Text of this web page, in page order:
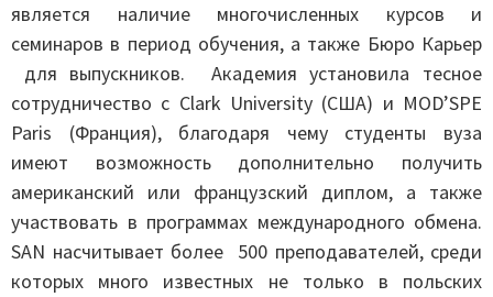
является наличие многочисленных курсов и
семинаров в период обучения, а также Бюро Карьер
для выпускников. Академия установила тесное
сотрудничество с Clark University (США) и MOD’SPE
Paris (Франция), благодаря чему студенты вуза
имеют возможность дополнительно получить
американский или французский диплом, а также
участвовать в программах международного обмена.
SAN насчитывает более 500 преподавателей, среди
которых много известных не только в польских